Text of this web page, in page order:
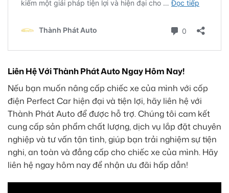
Liên Hệ Với Thành Phát Auto Ngay Hôm Nay!
Nếu bạn muốn nâng cấp chiếc xe của mình với cốp
điện Perfect Car hiện đại và tiện lợi, hãy liên hệ với
Thành Phát Auto để được hỗ trợ. Chúng tôi cam kết
cung cấp sản phẩm chất lượng, dịch vụ lắp đặt chuyên
nghiệp và tư vấn tận tình, giúp bạn trải nghiệm sự tiện
nghi, an toàn và đẳng cấp cho chiếc xe của mình. Hãy
liên hệ ngay hôm nay để nhận ưu đãi hấp dẫn!